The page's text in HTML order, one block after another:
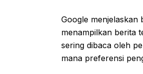
Google menjelaskan
menampilkan berita
sering dibaca oleh
mana preferensi